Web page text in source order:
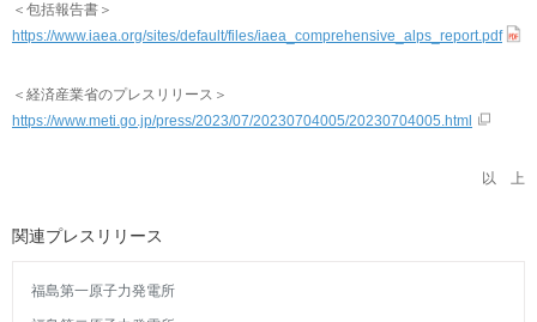
＜包括報告書＞
https://www.iaea.org/sites/default/files/iaea_comprehensive_alps_report.pdf
＜経済産業省のプレスリリース＞
https://www.meti.go.jp/press/2023/07/20230704005/20230704005.html
以 上
関連プレスリリース
福島第一原子力発電所